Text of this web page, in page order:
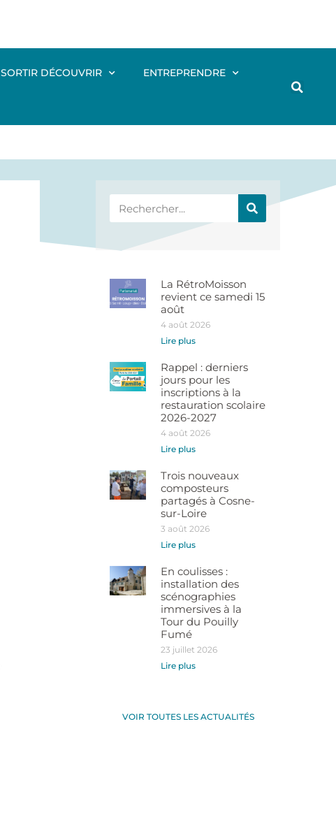
SORTIR DÉCOUVRIR ENTREPRENDRE
La RétroMoisson
revient ce samedi 15
août
4 août 2026
Lire plus
Rappel : derniers
jours pour les
inscriptions à la
restauration scolaire
2026-2027
4 août 2026
Lire plus
Trois nouveaux
composteurs
partagés à Cosne-
sur-Loire
3 août 2026
Lire plus
En coulisses :
installation des
scénographies
immersives à la
Tour du Pouilly
Fumé
23 juillet 2026
Lire plus
VOIR TOUTES LES ACTUALITÉS